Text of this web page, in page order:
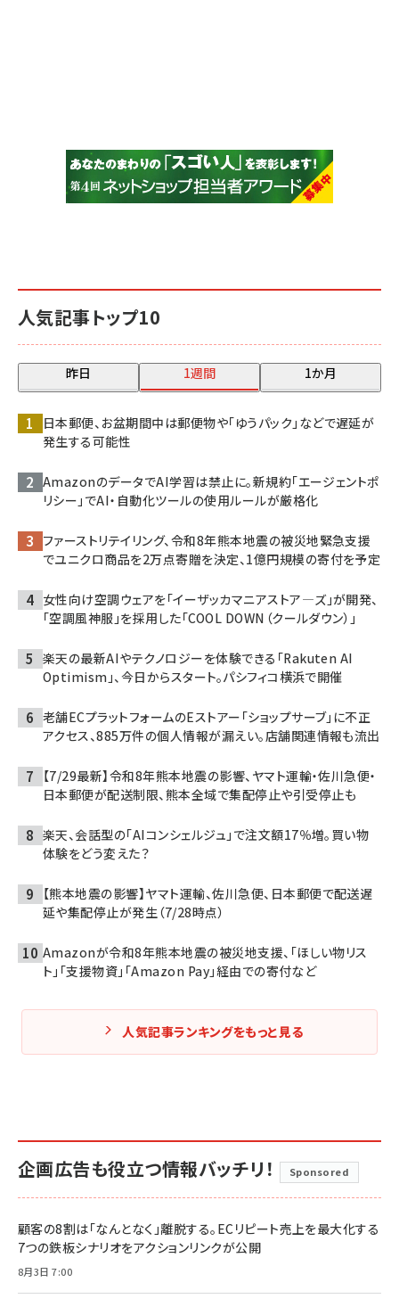
人気記事トップ10
昨日 1週間 1か月
日本郵便、お盆期間中は郵便物や「ゆうパック」などで遅延が
発生する可能性
AmazonのデータでAI学習は禁止に。新規約「エージェントポ
リシー」でAI・自動化ツールの使用ルールが厳格化
ファーストリテイリング、令和8年熊本地震の被災地緊急支援
でユニクロ商品を2万点寄贈を決定、1億円規模の寄付を予定
女性向け空調ウェアを「イーザッカマニアストア―ズ」が開発、
「空調風神服」を採用した「COOL DOWN（クールダウン）」
楽天の最新AIやテクノロジーを体験できる「Rakuten AI
Optimism」、今日からスタート。パシフィコ横浜で開催
老舗ECプラットフォームのEストアー「ショップサーブ」に不正
アクセス、885万件の個人情報が漏えい。店舗関連情報も流出
【7/29最新】令和8年熊本地震の影響、ヤマト運輸・佐川急便・
日本郵便が配送制限、熊本全域で集配停止や引受停止も
楽天、会話型の「AIコンシェルジュ」で注文額17％増。買い物
体験をどう変えた？
【熊本地震の影響】ヤマト運輸、佐川急便、日本郵便で配送遅
延や集配停止が発生（7/28時点）
Amazonが令和8年熊本地震の被災地支援、「ほしい物リス
ト」「支援物資」「Amazon Pay」経由での寄付など
人気記事ランキングをもっと見る
企画広告も役立つ情報バッチリ！ Sponsored
顧客の8割は「なんとなく」離脱する。ECリピート売上を最大化する
7つの鉄板シナリオをアクションリンクが公開
8月3日 7:00